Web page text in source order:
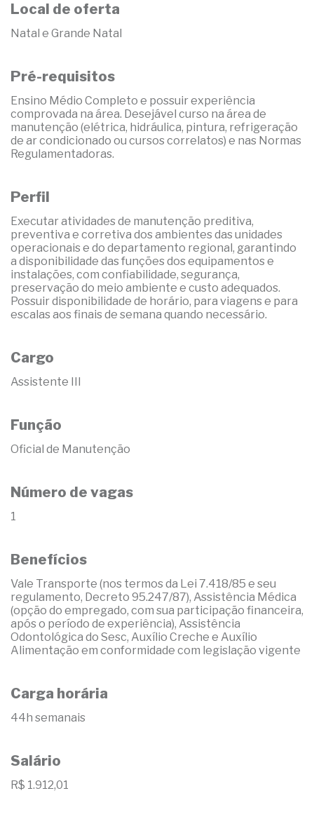
Local de oferta
Natal e Grande Natal
Pré-requisitos
Ensino Médio Completo e possuir experiência
comprovada na área. Desejável curso na área de
manutenção (elétrica, hidráulica, pintura, refrigeração
de ar condicionado ou cursos correlatos) e nas Normas
Regulamentadoras.
Perfil
Executar atividades de manutenção preditiva,
preventiva e corretiva dos ambientes das unidades
operacionais e do departamento regional, garantindo
a disponibilidade das funções dos equipamentos e
instalações, com confiabilidade, segurança,
preservação do meio ambiente e custo adequados.
Possuir disponibilidade de horário, para viagens e para
escalas aos finais de semana quando necessário.
Cargo
Assistente III
Função
Oficial de Manutenção
Número de vagas
1
Benefícios
Vale Transporte (nos termos da Lei 7.418/85 e seu
regulamento, Decreto 95.247/87), Assistência Médica
(opção do empregado, com sua participação financeira,
após o período de experiência), Assistência
Odontológica do Sesc, Auxílio Creche e Auxílio
Alimentação em conformidade com legislação vigente
Carga horária
44h semanais
Salário
R$ 1.912,01